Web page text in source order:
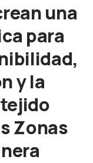
una
para
y la
Zonas